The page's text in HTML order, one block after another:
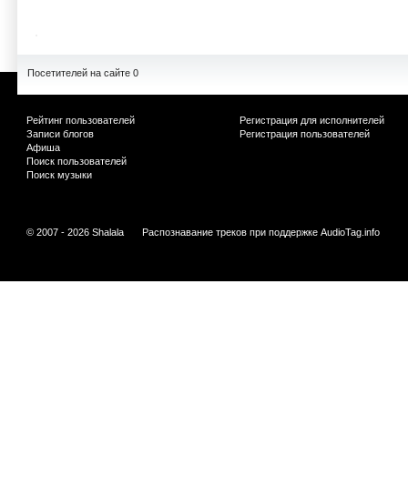
Посетителей на сайте 0
Рейтинг пользователей
Записи блогов
Афиша
Поиск пользователей
Поиск музыки
Регистрация для исполнителей
Регистрация пользователей
© 2007 - 2026 Shalala Распознавание треков при поддержке AudioTag.info